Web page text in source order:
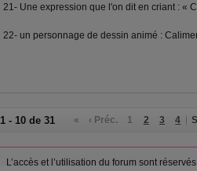
21- Une expression que l'on dit en criant : «
22- un personnage de dessin animé :
1 - 10 de 31 « ‹ Préc. 1 2 3 4
L’accès et l’utilisation du forum sont